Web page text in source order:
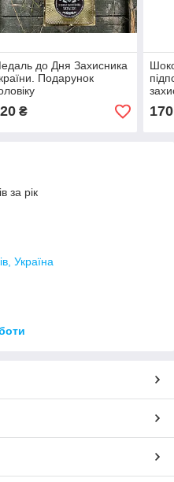
до Дня Захисника
Подарунок
₴ 170
за рік
Україна